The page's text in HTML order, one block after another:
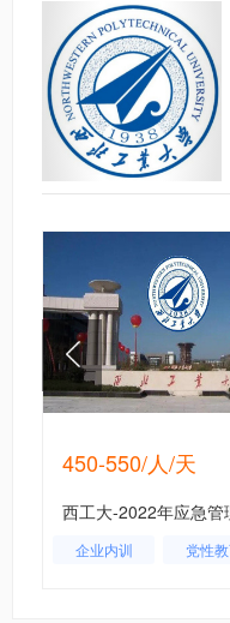
450-550/人/天
企业内训
党性